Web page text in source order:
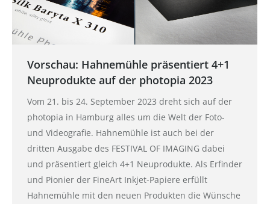
Vorschau: Hahnemühle präsentiert 4+1
Neuprodukte auf der photopia 2023
Vom 21. bis 24. September 2023 dreht sich auf der
photopia in Hamburg alles um die Welt der Foto-
und Videografie. Hahnemühle ist auch bei der
dritten Ausgabe des FESTIVAL OF IMAGING dabei
und präsentiert gleich 4+1 Neuprodukte. Als Erfinder
und Pionier der FineArt Inkjet-Papiere erfüllt
Hahnemühle mit den neuen Produkten die Wünsche